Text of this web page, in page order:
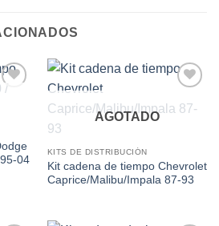
04
wishlist
AGOTADO
KITS DE DISTRIBUCIÓN
Kit cadena de tiempo Chevrolet
Caprice/Malibu/Impala 87-93